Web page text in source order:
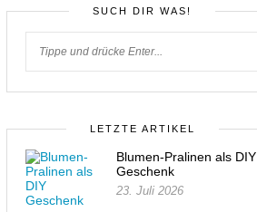
SUCH DIR WAS!
LETZTE ARTIKEL
Blumen-Pralinen als DIY
Geschenk
23. Juli 2026